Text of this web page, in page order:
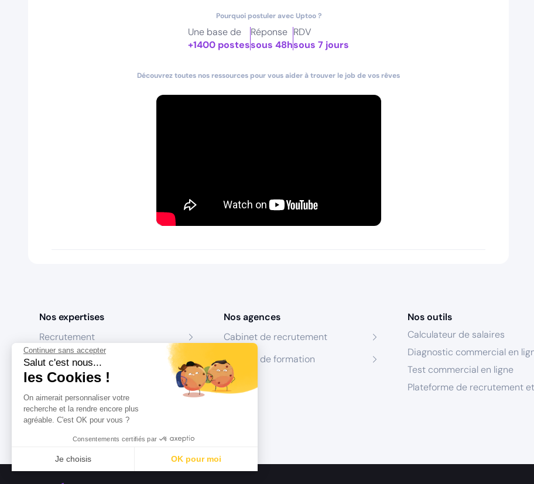
Continuer sans accepter
Salut c'est nous...
les Cookies !
On aimerait personnaliser votre
recherche et la rendre encore plus
agréable. C'est OK pour vous ?
Consentements certifiés par
Je choisis OK pour moi
Pourquoi postuler avec Uptoo ?
Une base de
+1400 postes
Réponse
sous 48h
RDV
sous 7 jours
Découvrez toutes nos ressources pour vous aider à trouver le job de vos rêves
Nos expertises
Recrutement
Formation
Coaching
Conseil
Nos agences
Cabinet de recrutement
Centres de formation
Nos outils
Calculateur de salaires
Diagnostic commercial en
Test commercial en ligne
Plateforme de recrutement et